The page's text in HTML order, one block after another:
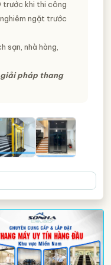
trước khi thi công
ngặt trước
sạn, nhà hàng,
giải pháp thang